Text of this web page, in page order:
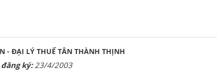
- ĐẠI LÝ THUẾ TÂN THÀNH THỊNH
ký:23/4/2003